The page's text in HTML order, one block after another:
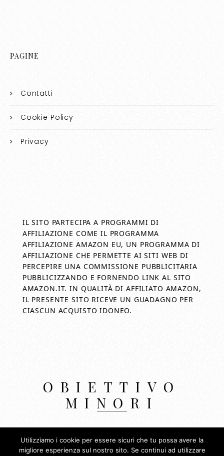
PAGINE
Contatti
Cookie Policy
Privacy
IL SITO PARTECIPA A PROGRAMMI DI
AFFILIAZIONE COME IL PROGRAMMA
AFFILIAZIONE AMAZON EU, UN PROGRAMMA DI
AFFILIAZIONE CHE PERMETTE AI SITI WEB DI
PERCEPIRE UNA COMMISSIONE PUBBLICITARIA
PUBBLICIZZANDO E FORNENDO LINK AL SITO
AMAZON.IT. IN QUALITÀ DI AFFILIATO AMAZON,
IL PRESENTE SITO RICEVE UN GUADAGNO PER
CIASCUN ACQUISTO IDONEO.
OBIETTIVO
MINORI
Alessandro Minori
Utilizziamo i cookie per essere sicuri che tu possa avere la
migliore esperienza sul nostro sito. Se continui ad utilizzare